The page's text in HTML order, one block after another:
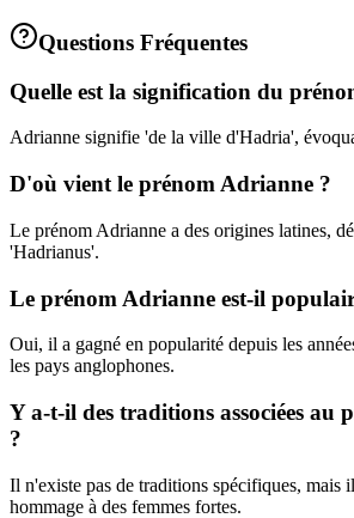
Questions Fréquentes
Quelle est la signification du
Adrianne signifie 'de la ville d'Hadria',
D'où vient le prénom Adrianne ?
Le prénom Adrianne a des origines latines,
'Hadrianus'.
Le prénom Adrianne est-il
Oui, il a gagné en popularité depuis les
les pays anglophones.
Y a-t-il des traditions associées au
?
Il n'existe pas de traditions spécifiques, mais
hommage à des femmes fortes.